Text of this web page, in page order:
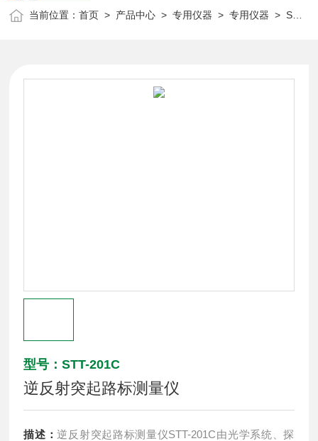
当前位置：首页 > 产品中心 >专用仪器 >专用仪器 > STT-201C逆反射突起路标测量仪
型号：STT-201C
逆反射突起路标测量仪
描述：逆反射突起路标测量仪STT-201C由光学系统、探